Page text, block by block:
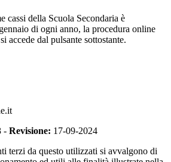
cassi della Scuola Secondaria è
di ogni anno, la procedura online
accede dal pulsante sottostante.
- Revisione: 17-09-2024
terzi da questo utilizzati si avvalgono di